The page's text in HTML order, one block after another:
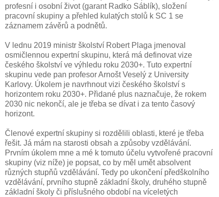
profesní i osobní život (garant Radko Sáblík), složení
pracovní skupiny a přehled kulatých stolů k SC 1 se
záznamem závěrů a podnětů.
V lednu 2019 ministr školství Robert Plaga jmenoval
osmičlennou expertní skupinu, která má definovat vize
českého školství ve výhledu roku 2030+. Tuto expertní
skupinu vede pan profesor Arnošt Veselý z University
Karlovy. Úkolem je navrhnout vizi českého školství s
horizontem roku 2030+. Přidané plus naznačuje, že rokem
2030 nic nekončí, ale je třeba se dívat i za tento časový
horizont.
Členové expertní skupiny si rozdělili oblasti, které je třeba
řešit. Já mám na starosti obsah a způsoby vzdělávání.
Prvním úkolem mne a mé k tomuto účelu vytvořené pracovní
skupiny (viz níže) je popsat, co by měl umět absolvent
různých stupňů vzdělávání. Tedy po ukončení předškolního
vzdělávání, prvního stupně základní školy, druhého stupně
základní školy či příslušného období na víceletých